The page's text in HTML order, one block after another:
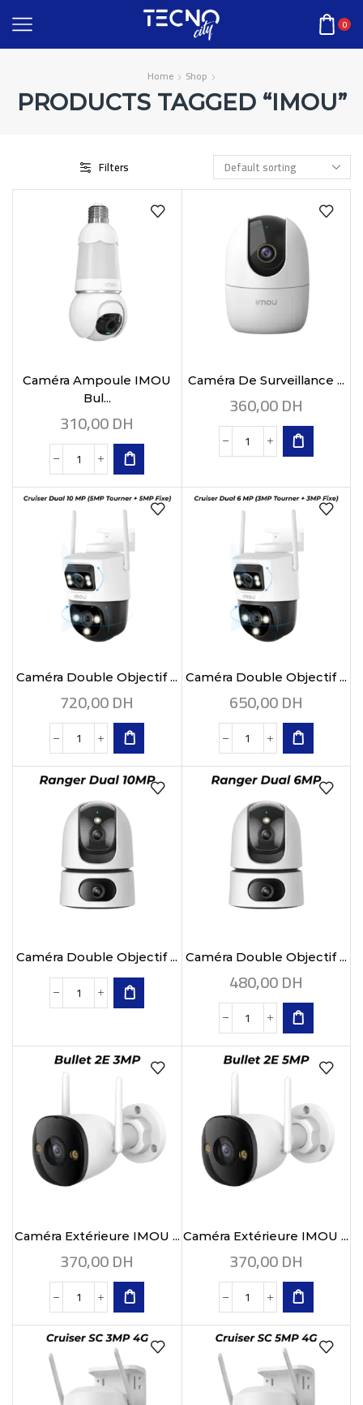
0
Home Shop
PRODUCTS TAGGED “IMOU”
Filters
Caméra Ampoule IMOU
Bul...
310,00DH
Caméra De Surveillance ...
360,00DH
Caméra Double Objectif ...
720,00DH
Caméra Double Objectif ...
650,00DH
Caméra Double Objectif ... Caméra Double Objectif ...
480,00DH
Caméra Extérieure IMOU ...
370,00DH
Caméra Extérieure IMOU ...
370,00DH